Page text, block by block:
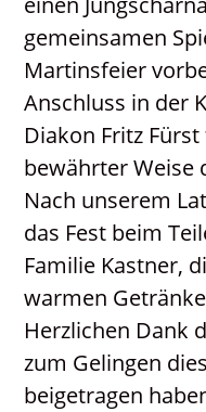
Kontakt
Neuigkeiten
PGR / PKR
gemeinsamen
Martinsfeier
Anschluss in der
Diakon Fritz
bewährter Weise
Nach unserem
das Fest beim
Familie Kastner,
warmen
Herzlichen Dank
zum Gelingen
beigetragen